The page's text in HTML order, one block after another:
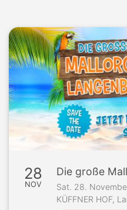
28
NOV
Sat. 28.
KÜFFNER HOF,